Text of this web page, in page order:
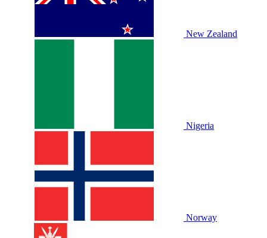
New Zealand
Nigeria
Norway